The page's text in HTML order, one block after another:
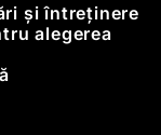
și întreținere
alegerea